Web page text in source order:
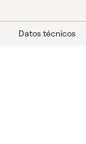
Datos técnicos